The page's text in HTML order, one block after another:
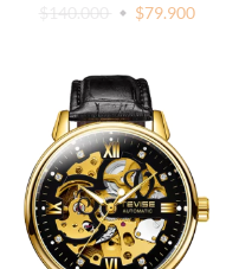
$140.000
$79.900